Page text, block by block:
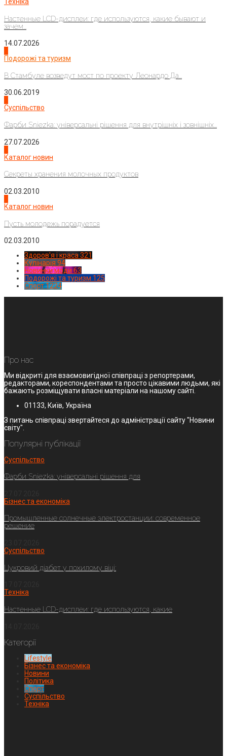
Настенные LCD-дисплеи: где используются, какие бывают и
зачем...
14.07.2026
Подорожі та туризм
В Стамбуле возведут мост по проекту Леонардо Да...
30.06.2019
Суспільство
Фарби Sniezka: універсальні рішення для внутрішніх і зовнішніх...
27.07.2026
Каталог новин
Секреты хранения молочных продуктов
02.03.2010
Каталог новин
Пусть молодежь порадуется
02.03.2010
Здоров'я і краса 321
Кулінарія 94
Новинки моди 63
Подорожі та туризм 125
Спорт1224
Про нас
Ми відкриті для взаємовигідної співпраці з репортерами,
редакторами, кореспондентами та просто цікавими людьми, які
бажають розміщувати власні матеріали на нашому сайті.
01133, Київ, Україна
З питань співпраці звертайтеся до адміністрації сайту "Новини
світу".
Популярні публікації
Суспільство
Фарби Sniezka: універсальні рішення для
Бізнес та економіка
Промышленные солнечные электростанции: современное
решение
Суспільство
Цукровий діабет у похилому віці:
Техніка
Настенные LCD-дисплеи: где используются, какие
Категорії
Lifestyle
Бізнес та економіка
Новини
Політика
Спорт
Суспільство
Техніка